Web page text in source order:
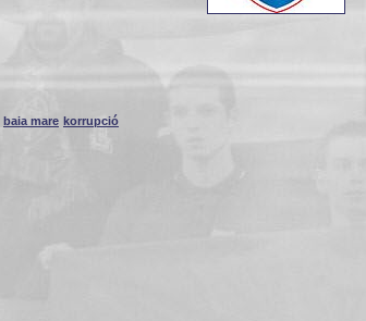
baia mare korrupció